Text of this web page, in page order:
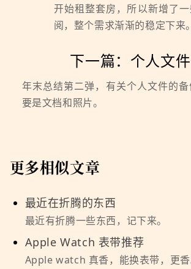
开始租整套房，所以新增了
阅，整个需求渐渐的稳定下来。
下一篇：个人文
年末总结第二弹，有关个人文件的
要是文档和照片。
更多相似文章
最近在折腾的东西
最近有折腾一些东西，记下来。
Apple Watch 表带推荐
Apple watch 真香，能换表带，更香